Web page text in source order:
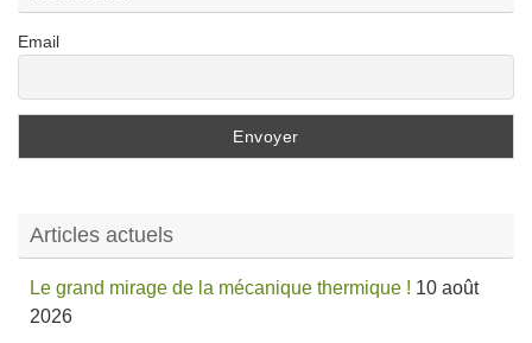
Email
Articles actuels
Le grand mirage de la mécanique thermique ! 10 août
2026